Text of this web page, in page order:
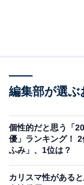
NHK大河ドラマ
や『silent』（フ
系）では、大庭
ねる」では、「
編集部が選ぶ
個性的だと思う「
優」ランキング！
ふみ」、1位は？
カリスマ性がある